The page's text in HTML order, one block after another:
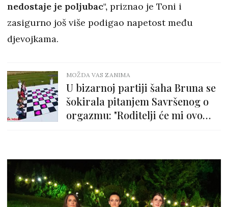
nedostaje je poljubac", priznao je Toni i
zasigurno još više podigao napetost među
djevojkama.
MOŽDA VAS ZANIMA
U bizarnoj partiji šaha Bruna se
šokirala pitanjem Savršenog o
orgazmu: "Roditelji će mi ovo